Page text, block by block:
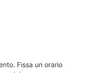
Fissa un orario